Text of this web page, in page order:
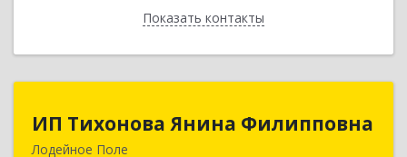
Показать контакты
Назад
ИП Тихонова Янина Филипповна
Лодейное Поле
187700, Ленинградская обл, Лодейнопольский